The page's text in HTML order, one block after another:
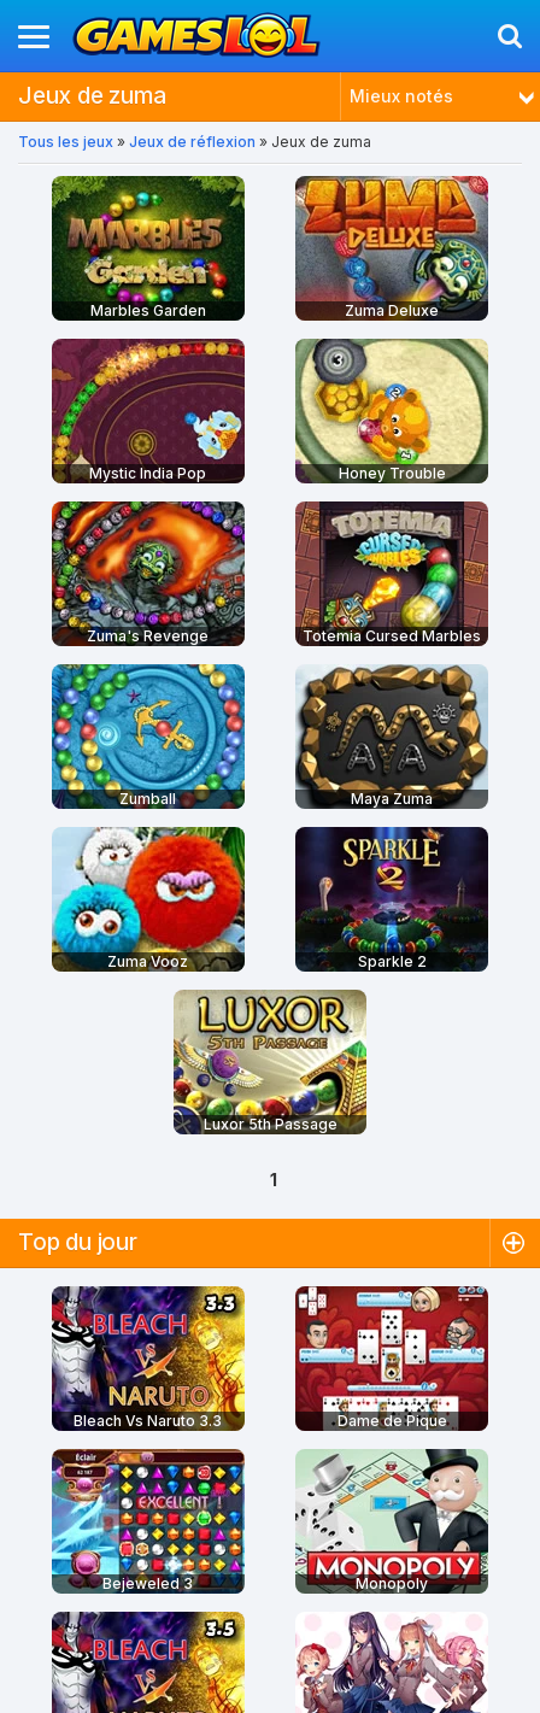
Jeux de zuma Mieux notés
Tendances
Nouveautés
Plus joués
Tous les jeux » Jeux de réflexion » Jeux de zuma
Marbles Garden Zuma Deluxe
Mystic India Pop Honey Trouble
Zuma's Revenge Totemia Cursed Marbles
Zumball Maya Zuma
Zuma Vooz Sparkle 2
Luxor 5th Passage
1
Top du jour
Bleach Vs Naruto 3.3 Dame de Pique
Bejeweled 3 Monopoly